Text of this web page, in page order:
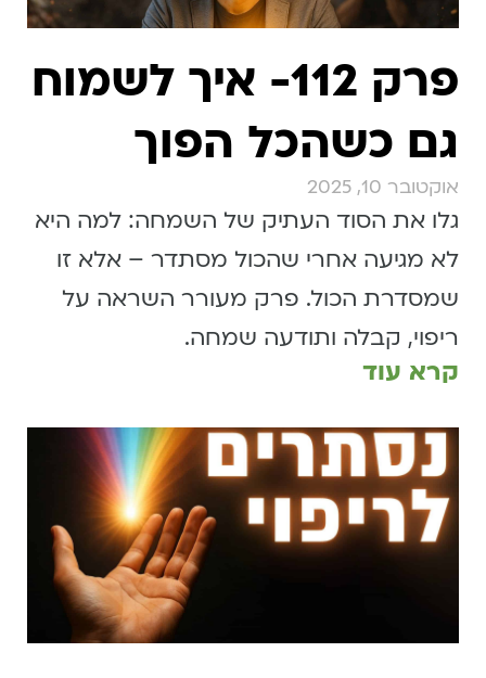
פרק 112- איך לשמוח
גם כשהכל הפוך
אוקטובר 10, 2025
גלו את הסוד העתיק של השמחה: למה היא
לא מגיעה אחרי שהכול מסתדר – אלא זו
שמסדרת הכול. פרק מעורר השראה על
ריפוי, קבלה ותודעה שמחה.
קרא עוד